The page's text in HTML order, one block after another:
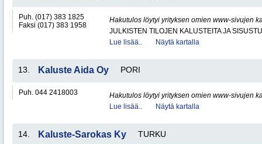
Puh. (017) 383 1825
Faksi (017) 383 1958
Hakutulos löytyi yrityksen omien www-sivujen
JULKISTEN TILOJEN KALUSTEITA JA
Lue lisää..
Näytä kartalla
13. Kaluste Aida Oy PORI
Puh. 044 2418003
Hakutulos löytyi yrityksen omien www-sivujen
Lue lisää..
Näytä kartalla
14. Kaluste-Sarokas Ky TURKU